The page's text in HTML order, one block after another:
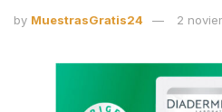
by MuestrasGratis24 2